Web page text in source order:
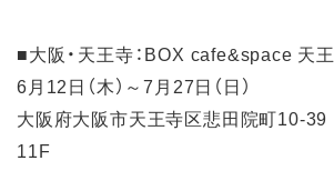
■大阪・天王寺：BOX cafe&space 天
6月12日（木）～7月27日（日）
大阪府大阪市天王寺区悲田院町10-
11F